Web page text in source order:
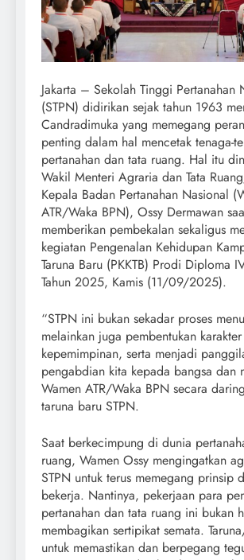
Jakarta – Sekolah Tinggi Pertanahan
(STPN) didirikan sejak tahun 1963
Candradimuka yang memegang
penting dalam hal mencetak tenaga-
pertanahan dan tata ruang. Hal itu
Wakil Menteri Agraria dan Tata
Kepala Badan Pertanahan Nasional
ATR/Waka BPN), Ossy Dermawan
memberikan pembekalan sekaligus
kegiatan Pengenalan Kehidupan
Taruna Baru (PKKTB) Prodi Diploma
Tahun 2025, Kamis (11/09/2025).
“STPN ini bukan sekadar proses
melainkan juga pembentukan
kepemimpinan, serta menjadi
pengabdian kita kepada bangsa dan
Wamen ATR/Waka BPN secara
taruna baru STPN.
Saat berkecimpung di dunia
ruang, Wamen Ossy mengingatkan
STPN untuk terus memegang prinsip
bekerja. Nantinya, pekerjaan para
pertanahan dan tata ruang ini bukan
membagikan sertipikat semata.
untuk memastikan dan berpegang